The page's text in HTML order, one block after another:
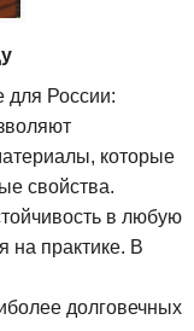
для России:
которые
свойства.
в любую
на практике. В
долговечных